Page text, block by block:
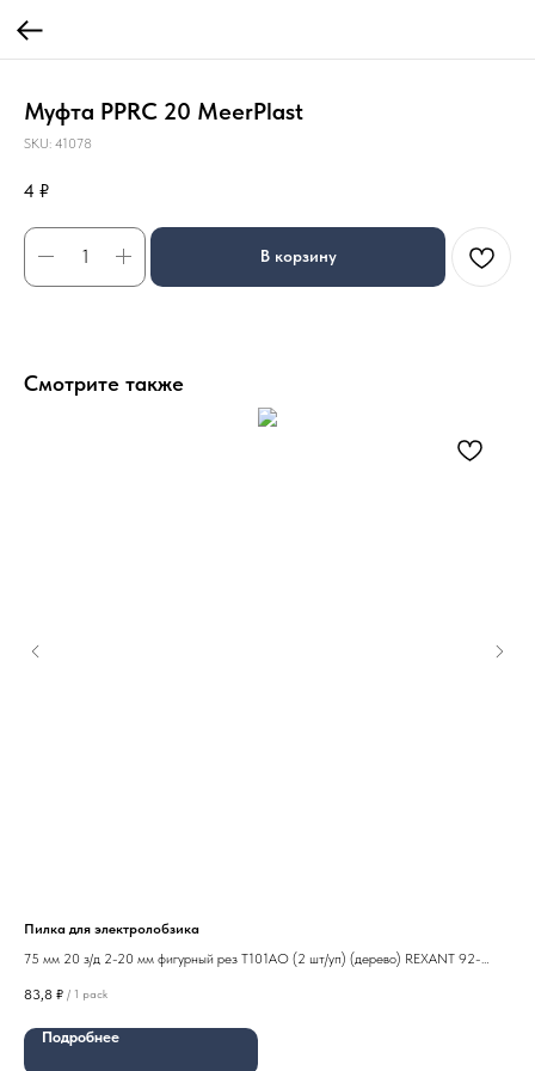
Муфта PPRC 20 MeerPlast
SKU: 41078
4 ₽
В корзину
Смотрите также
Пилка для электролобзика
75 мм 20 з/д 2-20 мм фигурный рез Т101АО (2 шт/уп) (дерево) REXANT 92-
83,8 ₽ / 1 pack
Подробнее